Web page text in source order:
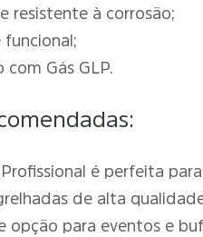
resistente à corrosão;
funcional;
com Gás GLP.
Profissional é perfeita
de alta
opção para eventos e